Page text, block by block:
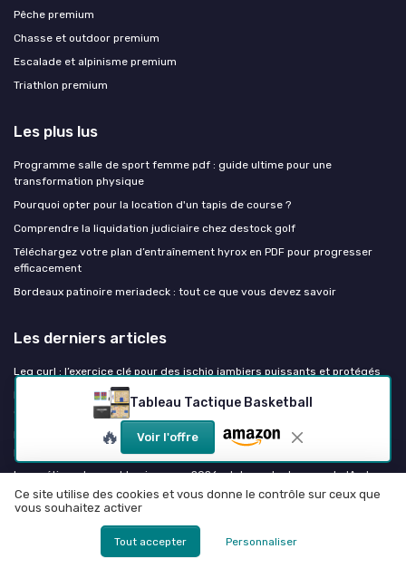
Tableau Tactique Basketball
🔥 Voir l'offre
Pêche premium
Chasse et outdoor premium
Escalade et alpinisme premium
Triathlon premium
Les plus lus
Programme salle de sport femme pdf : guide ultime pour une
transformation physique
Pourquoi opter pour la location d'un tapis de course ?
Comprendre la liquidation judiciaire chez destock golf
Téléchargez votre plan d’entraînement hyrox en PDF pour progresser
efficacement
Bordeaux patinoire meriadeck : tout ce que vous devez savoir
Les derniers articles
Leg curl : l’exercice clé pour des ischio jambiers puissants et protégés
Loi sport professionnel adoptée : ce que la réforme change pour les
clubs et les investisseurs
Maîtriser le hip thrust unilatéral : l’exercice clé pour des fessiers
puissants et équilibrés
Les métiers du sport business en 2026 : data analysts, experts IA et
compliance officers
Hip thrust : l’exercice clé pour des fessiers puissants et un bassin stable
Sports Insiders
Ce site utilise des cookies et vous donne le contrôle sur ceux que
vous souhaitez activer
Tout accepter Personnaliser